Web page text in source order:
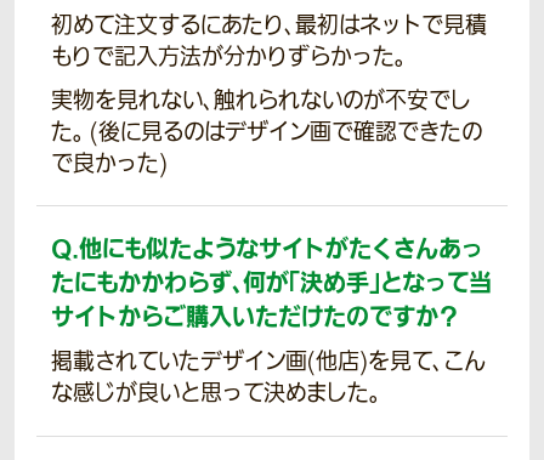
初めて注文するにあたり、最初はネットで見積
もりで記入方法が分かりずらかった。
実物を見れない、触れられないのが不安でし
た。 (後に見るのはデザイン画で確認できたの
で良かった)
Q.他にも似たようなサイトがたくさんあっ
たにもかかわらず、何が「決め手」となって当
サイトからご購入いただけたのですか？
掲載されていたデザイン画(他店)を見て、こん
な感じが良いと思って決めました。